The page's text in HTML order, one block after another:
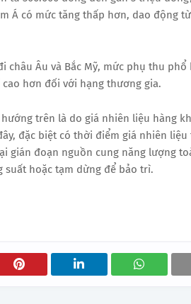
Á có mức tăng thấp hơn, dao động
châu Âu và Bắc Mỹ, mức phụ thu
hơn đối với hạng thương gia.
trên là do giá nhiên liệu hàng
đặc biệt có thời điểm giá nhiên liệu
gián đoạn nguồn cung năng lượng
suất hoặc tạm dừng để bảo trì.